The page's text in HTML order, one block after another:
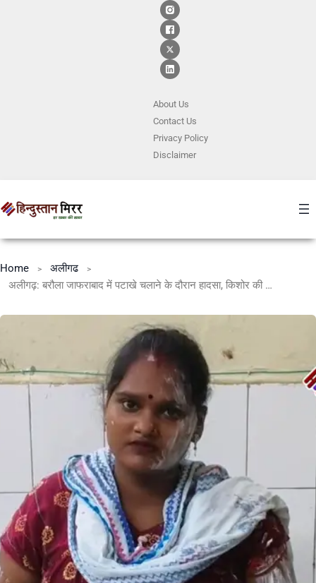
About Us
ContactUs
Privacy Policy
Disclaimer
Home
अलीगढ
अलीगढ़: बरौला जाफराबाद में पटाखे चलाने के दौरान हादसा, किशोर की मौत